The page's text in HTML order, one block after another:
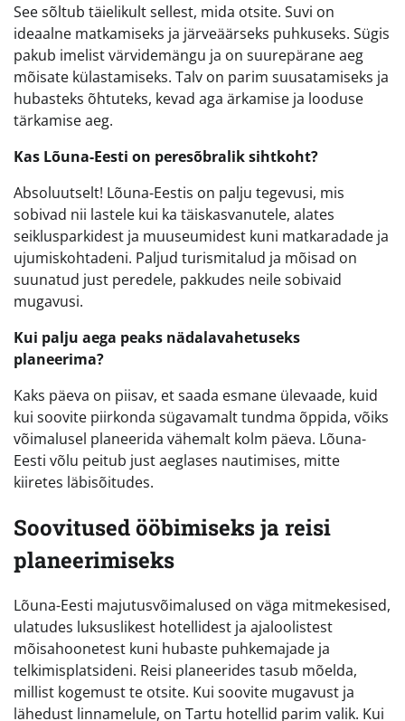
See sõltub täielikult sellest, mida otsite. Suvi on
ideaalne matkamiseks ja järveäärseks puhkuseks. Sügis
pakub imelist värvidemängu ja on suurepärane aeg
mõisate külastamiseks. Talv on parim suusatamiseks ja
hubasteks õhtuteks, kevad aga ärkamise ja looduse
tärkamise aeg.
Kas Lõuna-Eesti on peresõbralik sihtkoht?
Absoluutselt! Lõuna-Eestis on palju tegevusi, mis
sobivad nii lastele kui ka täiskasvanutele, alates
seiklusparkidest ja muuseumidest kuni matkaradade ja
ujumiskohtadeni. Paljud turismitalud ja mõisad on
suunatud just peredele, pakkudes neile sobivaid
mugavusi.
Kui palju aega peaks nädalavahetuseks
planeerima?
Kaks päeva on piisav, et saada esmane ülevaade, kuid
kui soovite piirkonda sügavamalt tundma õppida, võiks
võimalusel planeerida vähemalt kolm päeva. Lõuna-
Eesti võlu peitub just aeglases nautimises, mitte
kiiretes läbisõitudes.
Soovitused ööbimiseks ja reisi
planeerimiseks
Lõuna-Eesti majutusvõimalused on väga mitmekesised,
ulatudes luksuslikest hotellidest ja ajaloolistest
mõisahoonetest kuni hubaste puhkemajade ja
telkimisplatsideni. Reisi planeerides tasub mõelda,
millist kogemust te otsite. Kui soovite mugavust ja
lähedust linnamelule, on Tartu hotellid parim valik. Kui